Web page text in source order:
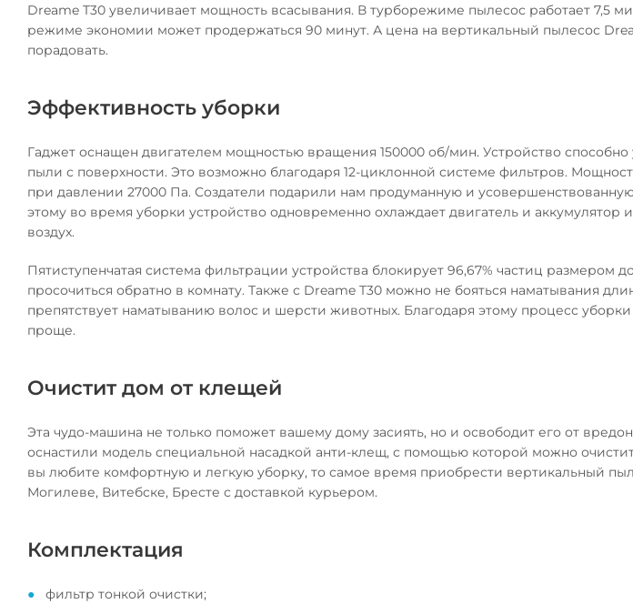
Dreame T30 увеличивает мощность всасывания. В турборежиме пылесос работает 7,5
режиме экономии может продержаться 90 минут. А цена на вертикальный пылесос
порадовать.
Эффективность уборки
Гаджет оснащен двигателем мощностью вращения 150000 об/мин. Устройство
пыли с поверхности. Это возможно благодаря 12-циклонной системе фильтров.
при давлении 27000 Па. Создатели подарили нам продуманную и усовершенствованную
этому во время уборки устройство одновременно охлаждает двигатель и аккумулятор
воздух.
Пятиступенчатая система фильтрации устройства блокирует 96,67% частиц размером
просочиться обратно в комнату. Также с Dreame T30 можно не бояться наматывания
препятствует наматыванию волос и шерсти животных. Благодаря этому процесс
проще.
Очистит дом от клещей
Эта чудо-машина не только поможет вашему дому засиять, но и освободит его от
оснастили модель специальной насадкой анти-клещ, с помощью которой можно
вы любите комфортную и легкую уборку, то самое время приобрести вертикальный
Могилеве, Витебске, Бресте с доставкой курьером.
Комплектация
фильтр тонкой очистки;